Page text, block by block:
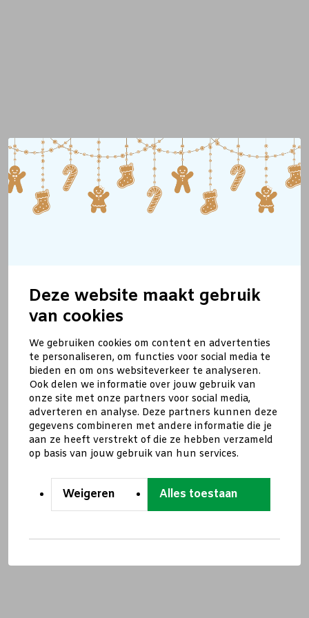
Deze website maakt gebruik
van cookies
We gebruiken cookies om content en advertenties
te personaliseren, om functies voor social media te
bieden en om ons websiteverkeer te analyseren.
Ook delen we informatie over jouw gebruik van
onze site met onze partners voor social media,
adverteren en analyse. Deze partners kunnen deze
gegevens combineren met andere informatie die je
aan ze heeft verstrekt of die ze hebben verzameld
op basis van jouw gebruik van hun services.
Weigeren Alles toestaan